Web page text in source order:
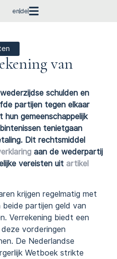
en de
van
schulden en
partijen tegen elkaar
gemeenschappelijk
tenietgaan
Dit rechtsmiddel
aan de wederpartij
vereisten uit artikel
krijgen regelmatig met
partijen geld van
Verrekening biedt een
vorderingen
De Nederlandse
Wetboek strikte